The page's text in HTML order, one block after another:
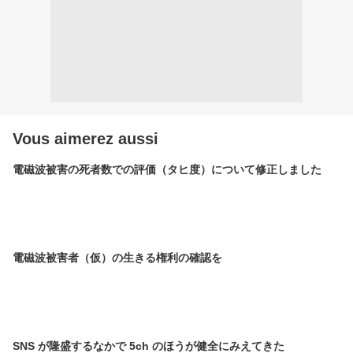
Vous aimerez aussi
電磁波被害の死者数での評価（タヒ度）について修正しました
電磁波被害者（仮）の生きる権利の確認を
SNS が隆盛するなかで 5ch のほうが健全にみえてきた